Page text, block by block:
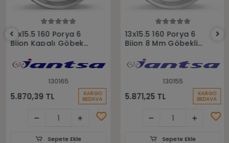
13x15.5 160 Porya 6
Bijon Kapalı Göbek
130165
5.870,39 TL KARGO
BEDAVA
Sepete Ekle
13x15.5 160 Porya 6
Bijon 8 Mm Göbekli
130155
5.871,25 TL KARGO
BEDAVA
Sepete Ekle